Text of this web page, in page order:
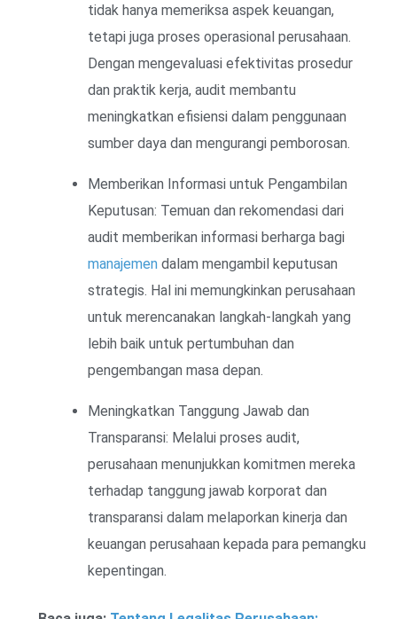
tidak hanya memeriksa aspek keuangan,
tetapi juga proses operasional perusahaan.
Dengan mengevaluasi efektivitas prosedur
dan praktik kerja, audit membantu
meningkatkan efisiensi dalam penggunaan
sumber daya dan mengurangi pemborosan.
Memberikan Informasi untuk Pengambilan
Keputusan: Temuan dan rekomendasi dari
audit memberikan informasi berharga bagi
manajemen dalam mengambil keputusan
strategis. Hal ini memungkinkan perusahaan
untuk merencanakan langkah-langkah yang
lebih baik untuk pertumbuhan dan
pengembangan masa depan.
Meningkatkan Tanggung Jawab dan
Transparansi: Melalui proses audit,
perusahaan menunjukkan komitmen mereka
terhadap tanggung jawab korporat dan
transparansi dalam melaporkan kinerja dan
keuangan perusahaan kepada para pemangku
kepentingan.